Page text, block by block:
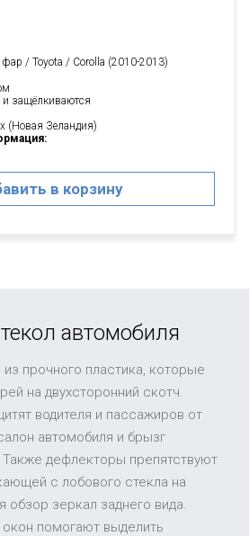
/ Toyota / Corolla (2010-2013)
и защёлкиваются
(Новая Зеландия)
в корзину
автомобиля
прочного пластика, которые
на двухсторонний скотч.
водителя и пассажиров от
автомобиля и брызг
дефлекторы препятствуют
с лобового стекла на
обзор зеркал заднего вида.
помогают выделить